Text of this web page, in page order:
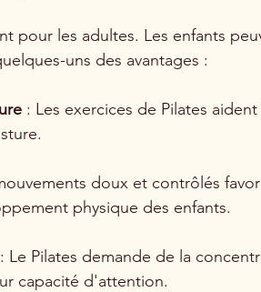
pour les adultes. Les enfants
uns des avantages :
: Les exercices de Pilates
doux et contrôlés
physique des enfants.
: Le Pilates demande de la
capacité d'attention.